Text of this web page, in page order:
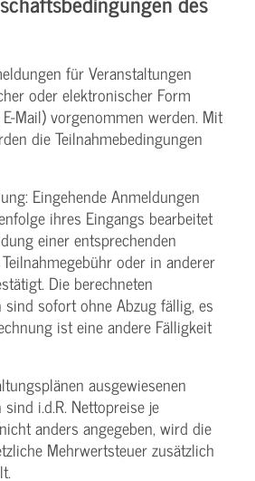
für Veranstaltungen
oder elektronischer Form
Mail) vorgenommen werden. Mit
die Teilnahme­bedingungen
Eingehende Anmeldungen
ihres Eingangs bearbeitet
einer entsprechenden
oder in anderer
Die berechneten
sind sofort ohne Abzug fällig, es
ist eine andere Fälligkeit
ausgewiesenen
i.d.R. Nettopreise je
anders angegeben, wird die
Mehrwertsteuer zusätzlich